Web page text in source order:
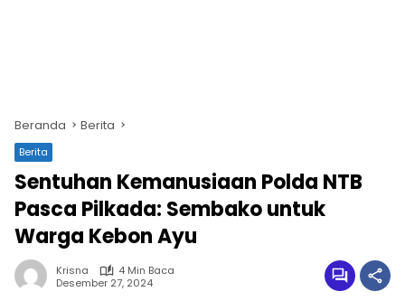
Beranda Berita
Berita
Sentuhan Kemanusiaan Polda NTB
Pasca Pilkada: Sembako untuk
Warga Kebon Ayu
Krisna
4 Min Baca
Desember 27, 2024